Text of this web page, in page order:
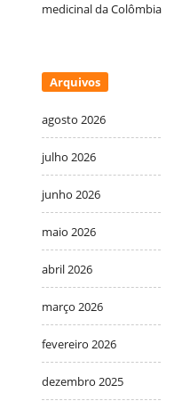
medicinal da Colômbia
Arquivos
agosto 2026
julho 2026
junho 2026
maio 2026
abril 2026
março 2026
fevereiro 2026
dezembro 2025